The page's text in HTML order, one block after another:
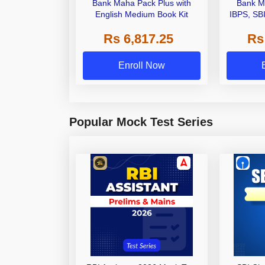
Bank Maha Pack Plus with
English Medium Book Kit
Rs 6,817.25
Enroll Now
Bank
IBPS,
Other
Popular Mock Test Series